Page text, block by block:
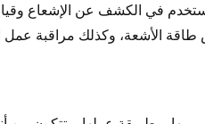
عند تصميم عداد غايغر-ميلر عام 1904 الذي استخدم